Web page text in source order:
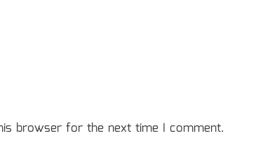
browser for the next time I comment.